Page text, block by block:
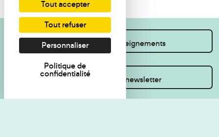
Je souhaite des renseignements
Inscrivez-vous à la newsletter
Tout accepter
Tout refuser
Personnaliser
Politique de
confidentialité